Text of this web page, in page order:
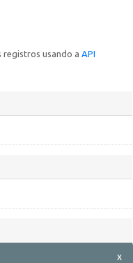
x
registros usando a API